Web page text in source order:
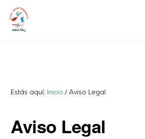
Skip
content
Saltar
Main
navigation
Estás aquí: Inicio / Aviso Legal
Aviso Legal